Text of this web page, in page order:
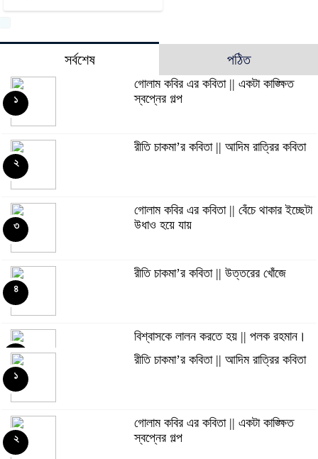
সর্বশেষ পঠিত
গোলাম কবির এর কবিতা || একটা কাঙ্ক্ষিত
স্বপ্নের গল্প
১
রীতি চাকমা’র কবিতা || আদিম রাত্রির কবিতা
২
গোলাম কবির এর কবিতা || বেঁচে থাকার ইচ্ছেটা
উধাও হয়ে যায়
৩
রীতি চাকমা’র কবিতা || উত্তরের খোঁজে
৪
বিশ্বাসকে লালন করতে হয় || পলক রহমান।
৫
৬
রীতি চাকমা’র কবিতা || আদিম রাত্রির কবিতা
১
গোলাম কবির এর কবিতা || একটা কাঙ্ক্ষিত
স্বপ্নের গল্প
২